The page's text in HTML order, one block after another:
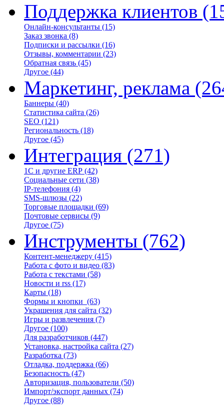
Поддержка клиентов
Онлайн-консультанты (15)
Заказ звонка (8)
Подписки и рассылки (16)
Отзывы, комментарии (23)
Обратная связь (45)
Другое (44)
Маркетинг, реклама
Баннеры (40)
Статистика сайта (26)
SEO (121)
Региональность (18)
Другое (45)
Интеграция (271)
1С и другие ERP (42)
Социальные сети (38)
IP-телефония (4)
SMS-шлюзы (22)
Торговые площадки (69)
Почтовые сервисы (9)
Другое (75)
Инструменты (762)
Контент-менеджеру (415)
Работа с фото и видео (83)
Работа с текстами (58)
Новости и rss (17)
Карты (18)
Формы и кнопки (63)
Украшения для сайта (32)
Игры и развлечения (7)
Другое (100)
Для разработчиков (447)
Установка, настройка сайта (27)
Разработка (73)
Отладка, поддержка (66)
Безопасность (47)
Авторизация, пользователи (50)
Импорт/экспорт данных (74)
Другое (88)